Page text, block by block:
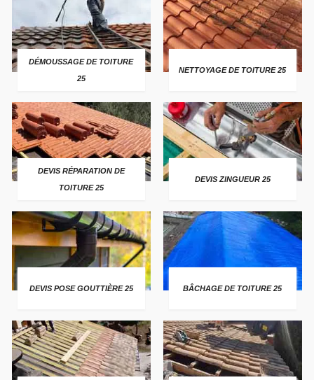
DÉMOUSSAGE DE TOITURE
25
NETTOYAGE DE TOITURE 25
DEVIS RÉPARATION DE
TOITURE 25
DEVIS ZINGUEUR 25
DEVIS POSE GOUTTIÈRE 25 BÂCHAGE DE TOITURE 25